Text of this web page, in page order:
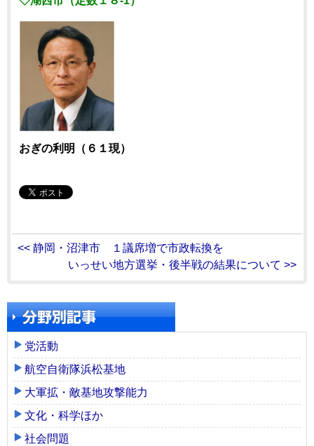
おぎの利明（６１現）
<< 静岡・沼津市 １議席増で市政転換を
いっせい地方選挙・後半戦の結果について >>
党活動
航空自衛隊浜松基地
大軍拡・敵基地攻撃能力
文化・科学ほか
社会問題